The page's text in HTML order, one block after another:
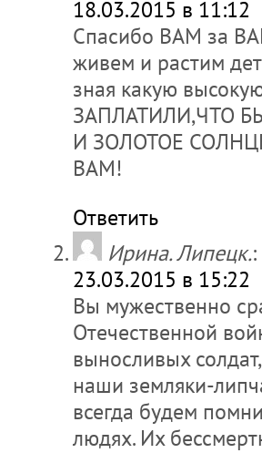
18.03.2015 в 11:12
Спасибо ВАМ за
живем и растим
зная какую
ЗАПЛАТИЛИ,ЧТО
И ЗОЛОТОЕ
ВАМ!
Ответить
Ирина. Липецк.:
23.03.2015 в 15:22
Вы мужественно
Отечественной
выносливых
наши земляки-
всегда будем
людях. Их